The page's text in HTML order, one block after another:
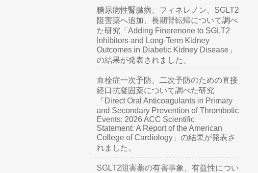
糖尿病性腎臓病、フィネレノン、SGLT2
阻害薬へ追加、長期腎転帰について調べ
た研究「Adding Finerenone to SGLT2
Inhibitors and Long-Term Kidney
Outcomes in Diabetic Kidney Disease」
の結果が発表されました。
血栓症一次予防、二次予防のための直接
経口抗凝固薬について調べた研究
「Direct Oral Anticoagulants in Primary
and Secondary Prevention of Thrombotic
Events: 2026 ACC Scientific
Statement: A Report of the American
College of Cardiology」の結果が発表さ
れました。
SGLT2阻害薬の有害事象、有益性につい